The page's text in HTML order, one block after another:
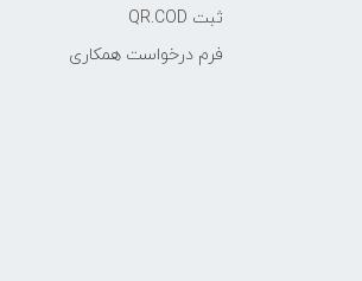
ثبت QR.COD
فرم درخواست همکاری